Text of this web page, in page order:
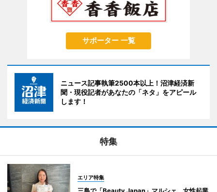
サポーター 一覧
ニュース記事執筆2500本以上！沼津経済新
聞・現役記者があなたの「ネタ」をアピール
します！
特集
エリア特集